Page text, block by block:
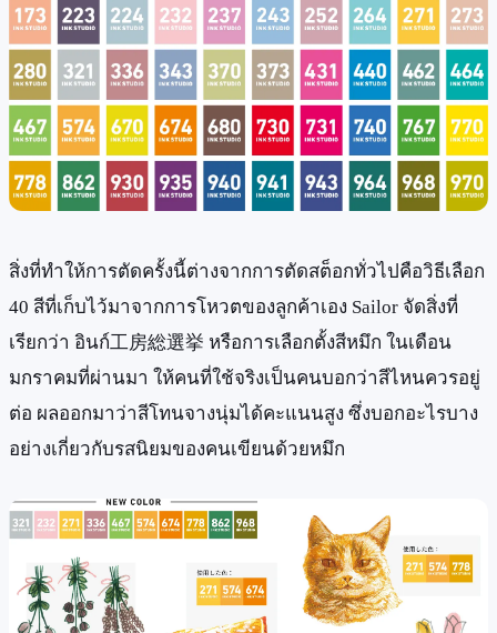
สิ่งที่ทำให้การตัดครั้งนี้ต่างจากการตัดสต็อกทั่วไปคือวิธีเลือก
40 สีที่เก็บไว้มาจากการโหวตของลูกค้าเอง Sailor จัดสิ่งที่
เรียกว่า อินก์工房総選挙 หรือการเลือกตั้งสีหมึก ในเดือน
มกราคมที่ผ่านมา ให้คนที่ใช้จริงเป็นคนบอกว่าสีไหนควรอยู่
ต่อ ผลออกมาว่าสีโทนจางนุ่มได้คะแนนสูง ซึ่งบอกอะไรบาง
อย่างเกี่ยวกับรสนิยมของคนเขียนด้วยหมึก